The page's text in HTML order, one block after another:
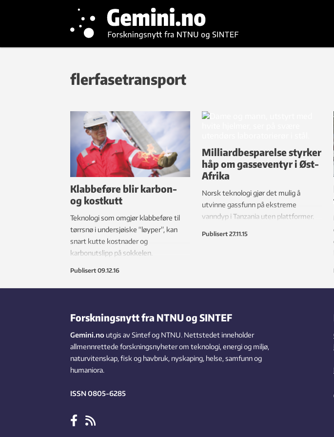
flerfasetransport
Klabbeføre blir karbon-
og kostkutt
Teknologi som omgjør klabbeføre til
tørrsnø i undersjøiske “løyper”, kan
snart kutte kostnader og
karbonutslipp på sokkelen.
Publisert 09.12.16
Milliardbesparelse styrker
håp om gasseventyr i Øst-
Afrika
Norsk teknologi gjør det mulig å
utvinne gassfunn på ekstreme
vanndyp i Tanzania uten plattformer.
Publisert 27.11.15
Forskningsnytt fra NTNU og SINTEF
Gemini.no utgis av Sintef og NTNU. Nettstedet inneholder
allmennrettede forskningsnyheter om teknologi, energi og miljø,
naturvitenskap, fisk og havbruk, nyskaping, helse, samfunn og
humaniora.
ISSN 0805-6285